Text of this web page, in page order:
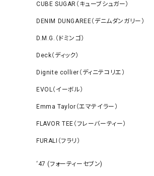
CUBE SUGAR（キューブシュガー）
DENIM DUNGAREE（デニムダンガリー）
D.M.G.（ドミンゴ）
Deck（ディック）
Dignite collier（ディニテコリエ）
EVOL（イーボル）
Emma Taylor（エマテイラー）
FLAVOR TEE（フレーバーティー）
FURALI（フラリ）
‘47 (フォーティーセブン)